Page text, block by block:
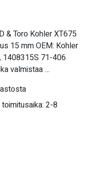
& Toro Kohler XT675
15 mm OEM: Kohler
1408315S 71-406
valmistaa …
2-8